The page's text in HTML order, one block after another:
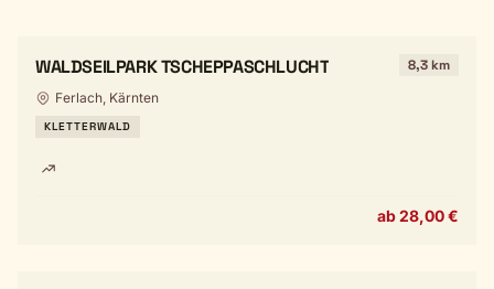
WALDSEILPARK TSCHEPPASCHLUCHT 8,3 km
Ferlach, Kärnten
KLETTERWALD
ab 28,00 €